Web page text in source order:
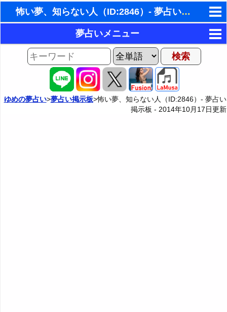
怖い夢、知らない人（ID:2846）- 夢占い掲示板
東洋・西洋占星術
ホラリー占星術
手相占いで未来診断
タロットカードで無料占い
命名の姓名判断
夢占いメニュー
AIゆめの夢占いチャット
夢占い掲示板
ゆめの夢占い>夢占い掲示板>怖い夢、知らない人（ID:2846）- 夢占い
掲示板 - 2014年10月17日更新